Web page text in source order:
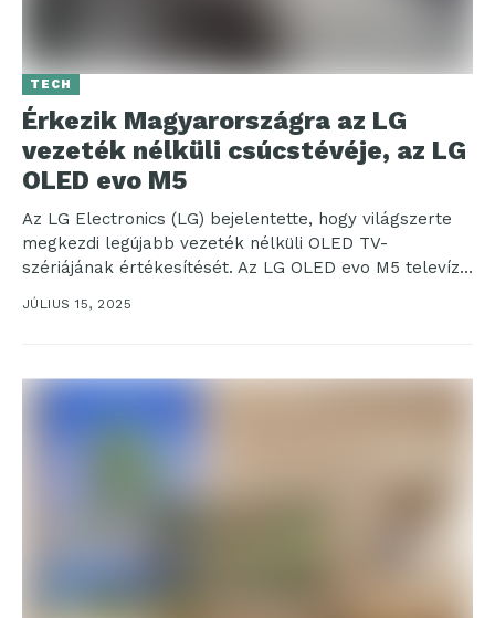
TECH
Érkezik Magyarországra az LG
vezeték nélküli csúcstévéje, az LG
OLED evo M5
Az LG Electronics (LG) bejelentette, hogy világszerte
megkezdi legújabb vezeték nélküli OLED TV-
szériájának értékesítését. Az LG OLED evo M5 televízió
az LG fejlett...
JÚLIUS 15, 2025